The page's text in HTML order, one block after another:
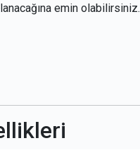
emin olabilirsiniz.